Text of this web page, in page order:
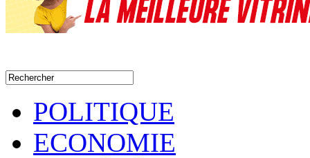
POLITIQUE
ECONOMIE